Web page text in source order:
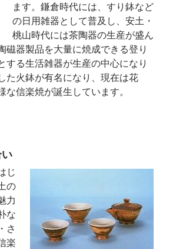
ます。鎌倉時代には、すり鉢など
の日用雑器として普及し、安土・
桃山時代には茶陶器の生産が盛ん
磁器製品を大量に焼成できる登り
する生活雑器が生産の中心になり
た火鉢が有名になり、現在は花
信楽焼が誕生しています。
じ
の
力
な
さ
楽